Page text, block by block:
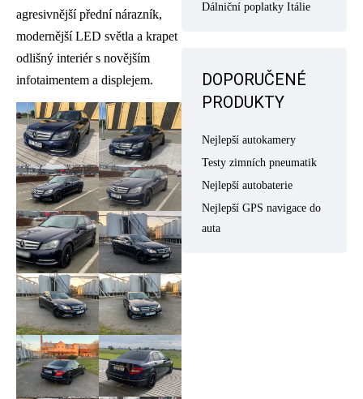
agresivnější přední nárazník,
modernější LED světla a krapet
odlišný interiér s novějším
infotaimentem a displejem.
Dálniční poplatky Itálie
DOPORUČENÉ
PRODUKTY
Nejlepší autokamery
Testy zimních pneumatik
Nejlepší autobaterie
Nejlepší GPS navigace do
auta